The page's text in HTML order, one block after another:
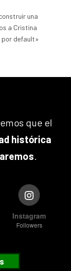
una
a Cristina
default»
que el
histórica
Instagram
Followers